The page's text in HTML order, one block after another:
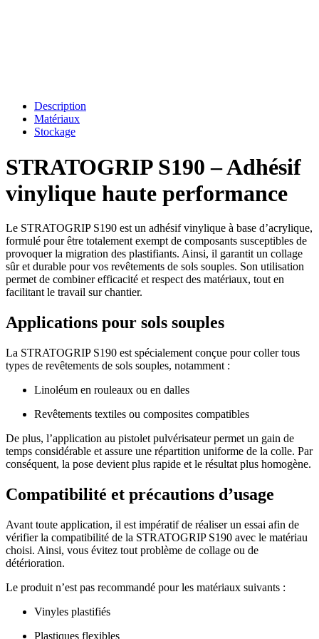
Description
Matériaux
Stockage
STRATOGRIP S190 – Adhésif
vinylique haute performance
Le STRATOGRIP S190 est un adhésif vinylique à base d’acrylique,
formulé pour être totalement exempt de composants susceptibles de
provoquer la migration des plastifiants. Ainsi, il garantit un collage
sûr et durable pour vos revêtements de sols souples. Son utilisation
permet de combiner efficacité et respect des matériaux, tout en
facilitant le travail sur chantier.
Applications pour sols souples
La STRATOGRIP S190 est spécialement conçue pour coller tous
types de revêtements de sols souples, notamment :
Linoléum en rouleaux ou en dalles
Revêtements textiles ou composites compatibles
De plus, l’application au pistolet pulvérisateur permet un gain de
temps considérable et assure une répartition uniforme de la colle. Par
conséquent, la pose devient plus rapide et le résultat plus homogène.
Compatibilité et précautions d’usage
Avant toute application, il est impératif de réaliser un essai afin de
vérifier la compatibilité de la STRATOGRIP S190 avec le matériau
choisi. Ainsi, vous évitez tout problème de collage ou de
détérioration.
Le produit n’est pas recommandé pour les matériaux suivants :
Vinyles plastifiés
Plastiques flexibles